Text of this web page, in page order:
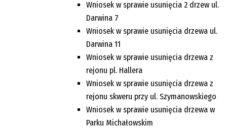
Wniosek w sprawie usunięcia 2 drzew ul.
Darwina 7
Wniosek w sprawie usunięcia drzewa ul.
Darwina 11
Wniosek w sprawie usunięcia drzewa z
rejonu pl. Hallera
Wniosek w sprawie usunięcia drzewa z
rejonu skweru przy ul. Szymanowskiego
Wniosek w sprawie usunięcia drzewa w
Parku Michałowskim